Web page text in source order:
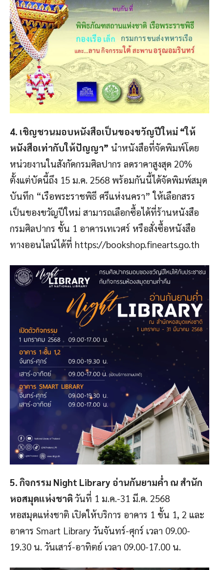
4. เชิญชวนมอบหนังสือเป็นของขวัญปีใหม่ “ให้
หนังสือเท่ากับให้ปัญญา” นำหนังสือที่จัดพิมพ์โดย
หน่วยงานในสังกัดกรมศิลปากร ลดราคาสูงสุด 20%
ตั้งแต่บัดนี้ถึง 15 ม.ค. 2568 พร้อมกันนี้ได้จัดพิมพ์สมุด
บันทึก “เรือพระราชพิธี ศรีแห่งนครา” ให้เลือกสรร
เป็นของขวัญปีใหม่ สามารถเลือกซื้อได้ที่ร้านหนังสือ
กรมศิลปากร ชั้น 1 อาคารเทเวศร์ หรือสั่งซื้อหนังสือ
ทางออนไลน์ได้ที่ https://bookshop.finearts.go.th
5. กิจกรรม Night Library อ่านกันยามค่ำ ณ สำนัก
หอสมุดแห่งชาติ วันที่ 1 ม.ค.-31 มี.ค. 2568
หอสมุดแห่งชาติ เปิดให้บริการ อาคาร 1 ชั้น 1, 2 และ
อาคาร Smart Library วันจันทร์-ศุกร์ เวลา 09.00-
19.30 น. วันเสาร์-อาทิตย์ เวลา 09.00-17.00 น.